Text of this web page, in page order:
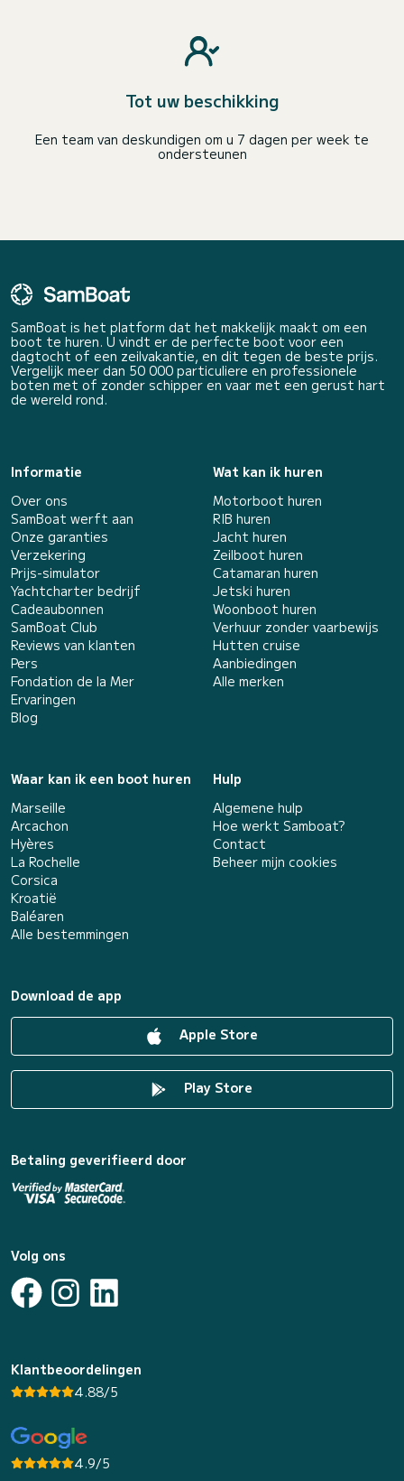
Tot uw beschikking
Een team van deskundigen om u 7 dagen per week te
ondersteunen
SamBoat is het platform dat het makkelijk maakt om een
boot te huren. U vindt er de perfecte boot voor een
dagtocht of een zeilvakantie, en dit tegen de beste prijs.
Vergelijk meer dan 50 000 particuliere en professionele
boten met of zonder schipper en vaar met een gerust hart
de wereld rond.
Informatie
Over ons
SamBoat werft aan
Onze garanties
Verzekering
Prijs-simulator
Yachtcharter bedrijf
Cadeaubonnen
SamBoat Club
Reviews van klanten
Pers
Fondation de la Mer
Ervaringen
Blog
Wat kan ik huren
Motorboot huren
RIB huren
Jacht huren
Zeilboot huren
Catamaran huren
Jetski huren
Woonboot huren
Verhuur zonder vaarbewijs
Hutten cruise
Aanbiedingen
Alle merken
Waar kan ik een boot huren
Marseille
Arcachon
Hyères
La Rochelle
Corsica
Kroatië
Baléaren
Alle bestemmingen
Hulp
Algemene hulp
Hoe werkt Samboat?
Contact
Beheer mijn cookies
Download de app
Apple Store
Play Store
Betaling geverifieerd door
Volg ons
Klantbeoordelingen
4.88/5
4.9/5